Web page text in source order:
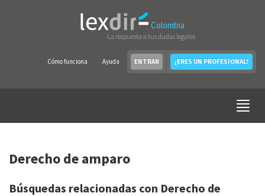
Colombia
La respuesta a tus dudas legales
Cómo funciona Ayuda ENTRAR ¿ERES UN PROFESIONAL?
Derecho de amparo
Búsquedas relacionadas con Derecho de